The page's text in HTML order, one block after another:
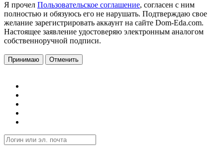
Я прочел Пользовательское соглашение, согласен с ним
полностью и обязуюсь его не нарушать. Подтверждаю свое
желание зарегистрировать аккаунт на сайте Dom-Eda.com.
Настоящее заявление удостоверяю электронным аналогом
собственноручной подписи.
Принимаю Отменить